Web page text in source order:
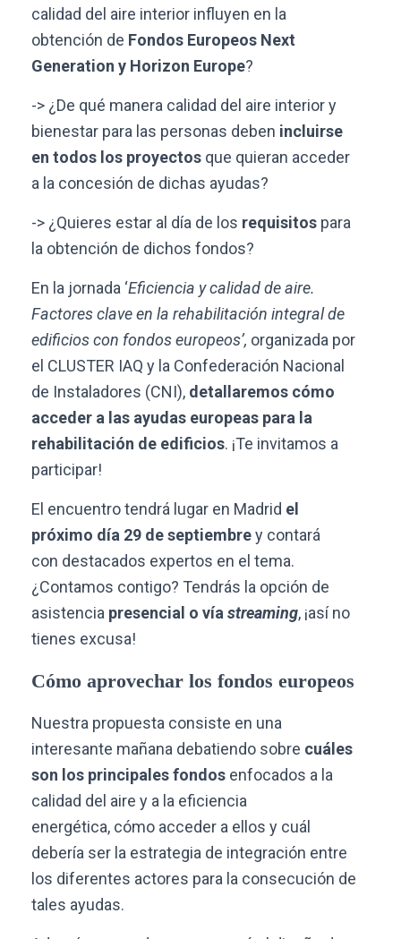
calidad del aire interior influyen en la
obtención de Fondos Europeos Next
Generation y Horizon Europe?
-> ¿De qué manera calidad del aire interior y
bienestar para las personas deben incluirse
en todos los proyectos que quieran acceder
a la concesión de dichas ayudas?
-> ¿Quieres estar al día de los requisitos para
la obtención de dichos fondos?
En la jornada ‘Eficiencia y calidad de aire.
Factores clave en la rehabilitación integral de
edificios con fondos europeos’, organizada por
el CLUSTER IAQ y la Confederación Nacional
de Instaladores (CNI), detallaremos cómo
acceder a las ayudas europeas para la
rehabilitación de edificios. ¡Te invitamos a
participar!
El encuentro tendrá lugar en Madrid el
próximo día 29 de septiembrey contará
con destacados expertos en el tema.
¿Contamos contigo? Tendrás la opción de
asistencia presencial o vía streaming, ¡así no
tienes excusa!
Cómo aprovechar los fondos europeos
Nuestra propuesta consiste en una
interesante mañana debatiendo sobre cuá es
son los principales fondos enfocados a la
calidad del aire y a la eficiencia
energética, cómo acceder a ellos y cuál
debería ser la estrategia de integración entre
los diferentes actores para la consecución de
tales ayudas.